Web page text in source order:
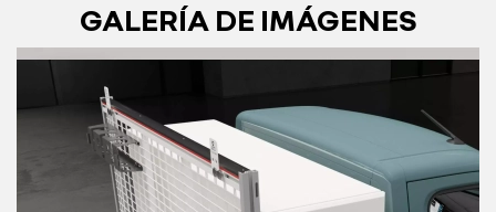
GALERÍA DE IMÁGENES